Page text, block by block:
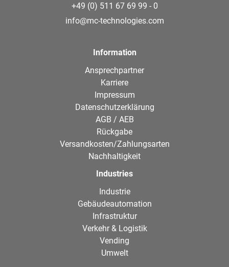
+49 (0) 511 67 69 99 - 0
info@mc-technologies.com
Information
Ansprechpartner
Karriere
Impressum
Datenschutzerklärung
AGB / AEB
Rückgabe
Versandkosten/Zahlungsarten
Nachhaltigkeit
Industries
Industrie
Gebäudeautomation
Infrastruktur
Verkehr & Logistik
Vending
Umwelt